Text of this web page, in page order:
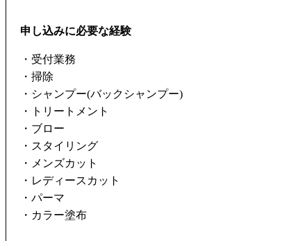
申し込みに必要な経験
・受付業務
・掃除
・シャンプー(バックシャンプー)
・トリートメント
・ブロー
・スタイリング
・メンズカット
・レディースカット
・パーマ
・カラー塗布